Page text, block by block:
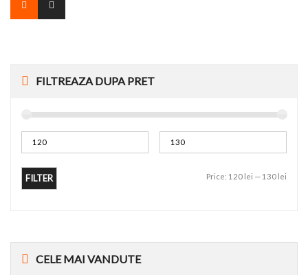
FILTREAZA DUPA PRET
FILTER Price: 120 lei — 130 lei
CELEMAI VANDUTE